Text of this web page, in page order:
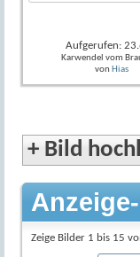
Aufgerufen:
Karwendel vom
von Hias
+ Bild
Zeige Bilder 1 bis 15